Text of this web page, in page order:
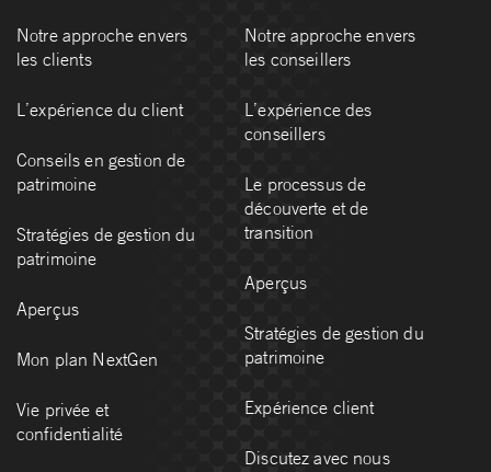
Notre approche envers
les clients
L’expérience du client
Conseils en gestion de
patrimoine
Stratégies de gestion du
patrimoine
Aperçus
Mon plan NextGen
Vie privée et
confidentialité
Notre approche envers
les conseillers
L’expérience des
conseillers
Le processus de
découverte et de
transition
Aperçus
Stratégies de gestion du
patrimoine
Expérience client
Discutez avec nous